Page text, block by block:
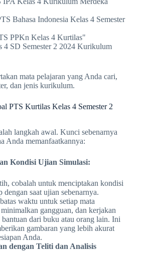
Bahasa Indonesia Kelas 4 Semester
PPKn Kelas 4 Kurtilas"
4 SD Semester 2 2024 Kurikulum
mata pelajaran yang Anda cari,
dan jenis kurikulum.
PTS Kurtilas Kelas 4 Semester 2
langkah awal. Kunci sebenarnya
Anda memanfaatkannya:
Kondisi Ujian Simulasi:
cobalah untuk menciptakan kondisi
dengan saat ujian sebenarnya.
waktu untuk setiap mata
gangguan, dan kerjakan
bantuan dari buku atau orang lain. Ini
gambaran yang lebih akurat
Anda.
dengan Teliti dan Analisis